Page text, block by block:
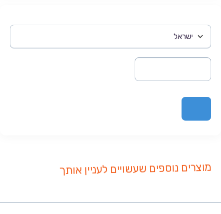
מוצרים נוספים שעשויים לעניין אותך